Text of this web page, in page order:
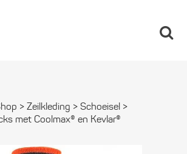
> Zeilkleding > Schoeisel >
met Coolmax® en Kevlar®